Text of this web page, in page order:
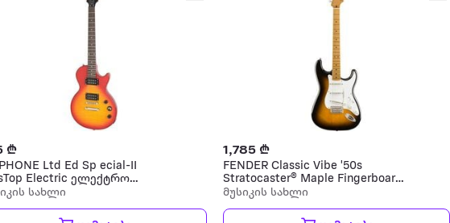
₾
Ltd Ed Sp ecial-II
Electric ელექტრო
სახლი
1,785 ₾
FENDER Classic Vibe '50s
Stratocaster® Maple Fingerboard
ელექტრო გიტარა
მუსიკის სახლი